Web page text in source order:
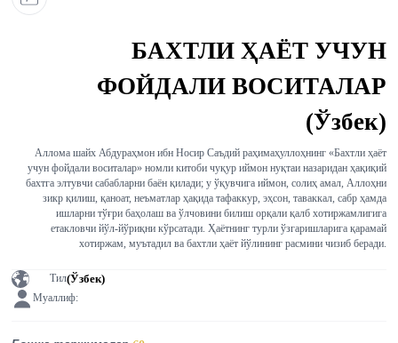
БАХТЛИ ҲАЁТ УЧУН
ФОЙДАЛИ ВОСИТАЛАР
(Ўзбек)
Аллома шайх Абдураҳмон ибн Носир Саъдий раҳимаҳуллоҳнинг «Бахтли ҳаёт
учун фойдали воситалар» номли китоби чуқур иймон нуқтаи назаридан ҳақиқий
бахтга элтувчи сабабларни баён қилади; у ўқувчига иймон, солиҳ амал, Аллоҳни
зикр қилиш, қаноат, неъматлар ҳақида тафаккур, эҳсон, таваккал, сабр ҳамда
ишларни тўғри баҳолаш ва ўлчовини билиш орқали қалб хотиржамлигига
етакловчи йўл-йўриқни кўрсатади. Ҳаётнинг турли ўзгаришларига қарамай
хотиржам, муътадил ва бахтли ҳаёт йўлининг расмини чизиб беради.
Тил(Ўзбек)
Муаллиф: